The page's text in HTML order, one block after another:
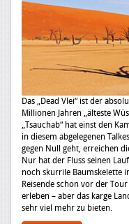
Das „Dead Vlei“ ist der
Millionen Jahren „älteste
„Tsauchab“ hat einst den
in diesem abgelegenen
gegen Null geht, erreichen
Nur hat der Fluss seinen
noch skurrile Baumskelette
Reisende schon vor der
erleben – aber das karge
sehr viel mehr zu bieten.